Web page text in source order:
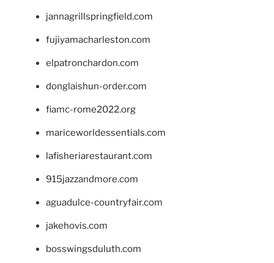
jannagrillspringfield.com
fujiyamacharleston.com
elpatronchardon.com
donglaishun-order.com
fiamc-rome2022.org
mariceworldessentials.com
lafisheriarestaurant.com
915jazzandmore.com
aguadulce-countryfair.com
jakehovis.com
bosswingsduluth.com